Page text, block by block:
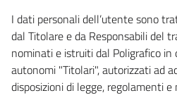
I dati personali dell’utente sono
dal Titolare e da Responsabili del
nominati e istruiti dal Poligrafico in
autonomi "Titolari", autorizzati ad
disposizioni di legge, regolamenti